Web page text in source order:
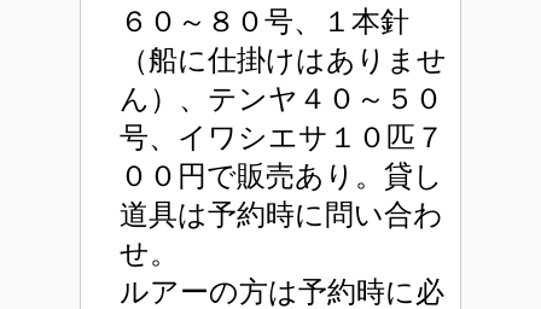
６０～８０号、１本針
（船に仕掛けはありませ
ん）、テンヤ４０～５０
号、イワシエサ１０匹７
００円で販売あり。貸し
道具は予約時に問い合わ
せ。
ルアーの方は予約時に必